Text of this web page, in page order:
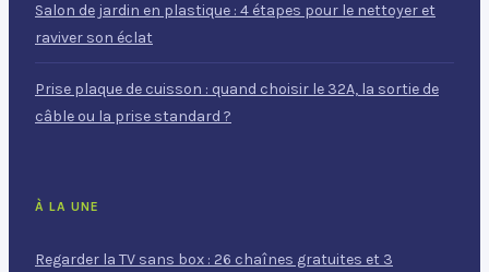
Salon de jardin en plastique : 4 étapes pour le nettoyer et
raviver son éclat
Prise plaque de cuisson : quand choisir le 32A, la sortie de
câble ou la prise standard ?
À LA UNE
Regarder la TV sans box : 26 chaînes gratuites et 3